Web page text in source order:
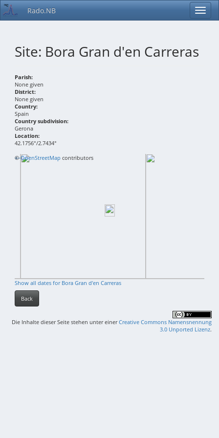
Rado.NB
Site: Bora Gran d'en Carreras
Parish:
None given
District:
None given
Country:
Spain
Country subdivision:
Gerona
Location:
42.1756°/2.7434°
+−
©OpenStreetMap contributors
Show all dates for Bora Gran d'en Carreras
Back
Die Inhalte dieser Seite stehen unter einerCreative Commons Namensnennung
3.0 Unported Lizenz.